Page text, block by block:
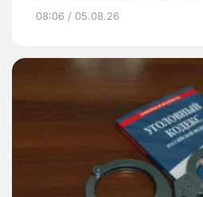
08:06 / 05.08.26